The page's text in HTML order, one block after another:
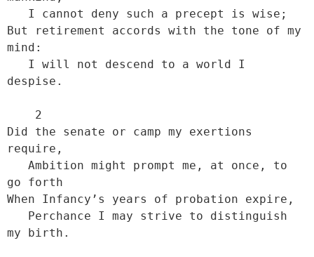
But retirement accords with the tone of my
mind:
despise.
Did the senate or camp my exertions
require,
go forth
When Infancy’s years of probation expire,
my birth.